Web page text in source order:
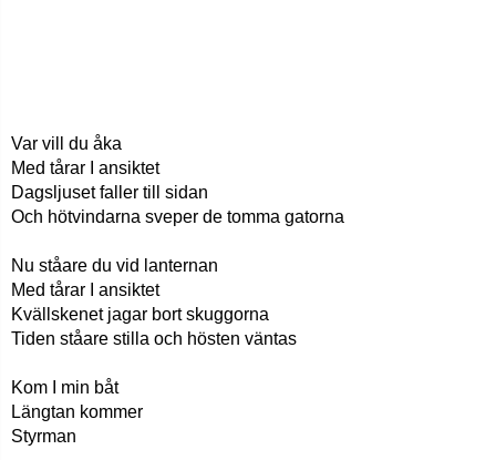
Var vill du åka
Med tårar I ansiktet
Dagsljuset faller till sidan
Och hötvindarna sveper de tomma gatorna
Nu ståare du vid lanternan
Med tårar I ansiktet
Kvällskenet jagar bort skuggorna
Tiden ståare stilla och hösten väntas
Kom I min båt
Längtan kommer
Styrman